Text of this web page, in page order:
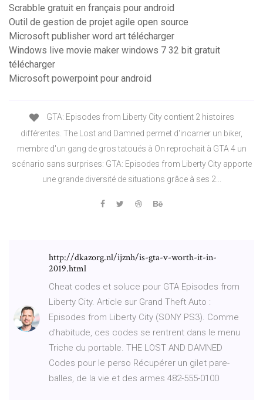
Scrabble gratuit en français pour android
Outil de gestion de projet agile open source
Microsoft publisher word art télécharger
Windows live movie maker windows 7 32 bit gratuit
télécharger
Microsoft powerpoint pour android
GTA: Episodes from Liberty City contient 2 histoires
différentes. The Lost and Damned permet d'incarner un biker,
membre d'un gang de gros tatoués à On reprochait à GTA 4 un
scénario sans surprises: GTA: Episodes from Liberty City apporte
une grande diversité de situations grâce à ses 2...
http://dkazorg.nl/ijznh/is-gta-v-worth-it-in-
2019.html
Cheat codes et soluce pour GTA Episodes from
Liberty City. Article sur Grand Theft Auto :
Episodes from Liberty City (SONY PS3). Comme
d'habitude, ces codes se rentrent dans le menu
Triche du portable. THE LOST AND DAMNED
Codes pour le perso Récupérer un gilet pare-
balles, de la vie et des armes 482-555-0100